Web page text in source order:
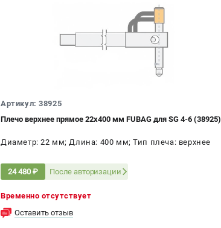
Артикул: 38925
Плечо верхнее прямое 22х400 мм FUBAG для SG 4-6 (38925)
Диаметр: 22 мм; Длина: 400 мм; Тип плеча: верхнее
24 480 ₽ После авторизации
Временно отсутствует
Оставить отзыв